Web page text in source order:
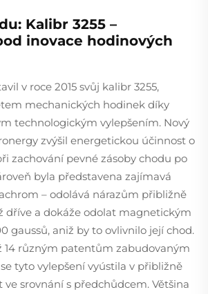
Kalibr 3255 –
inovace hodinových
v roce 2015 svůj kalibr 3255,
mechanických hodinek díky
technologickým vylepšením. Nový
zvýšil energetickou účinnost o
zachování pevné zásoby chodu po
byla představena zajímavá
– odolává nárazům přibližně
dříve a dokáže odolat magnetickým
gaussů, aniž by to ovlivnilo její chod.
14 různým patentům zabudovaným
tyto vylepšení vyústila v přibližně
ve srovnání s předchůdcem. Většina